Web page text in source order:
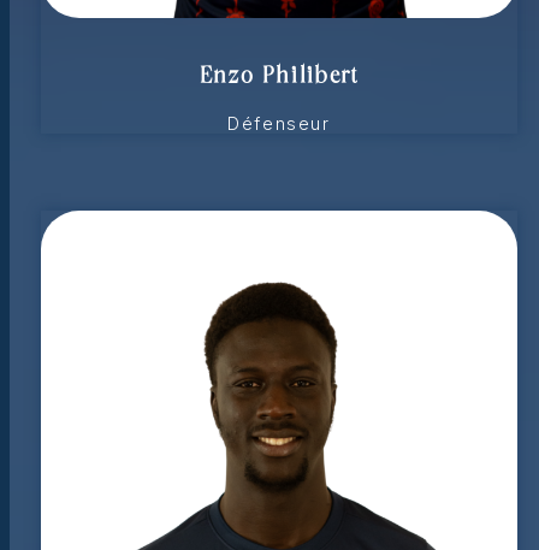
Enzo Philibert
Défenseur